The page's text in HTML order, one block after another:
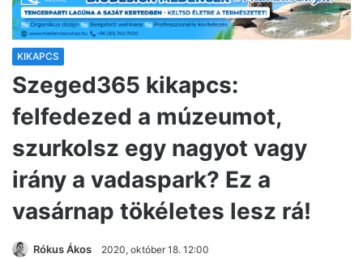
KIKAPCS
Szeged365 kikapcs:
felfedezed a múzeumot,
szurkolsz egy nagyot vagy
irány a vadaspark? Ez a
vasárnap tökéletes lesz rá!
Rókus Ákos 2020, október 18. 12:00